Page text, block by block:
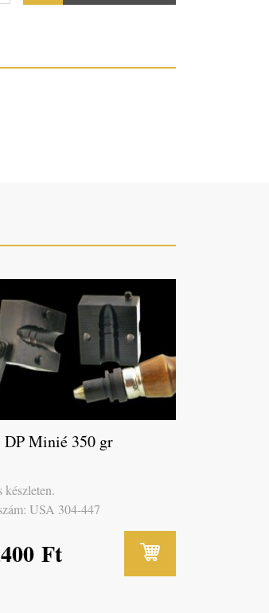
DP Minié 350 gr
készleten.
USA 304-447
Ft